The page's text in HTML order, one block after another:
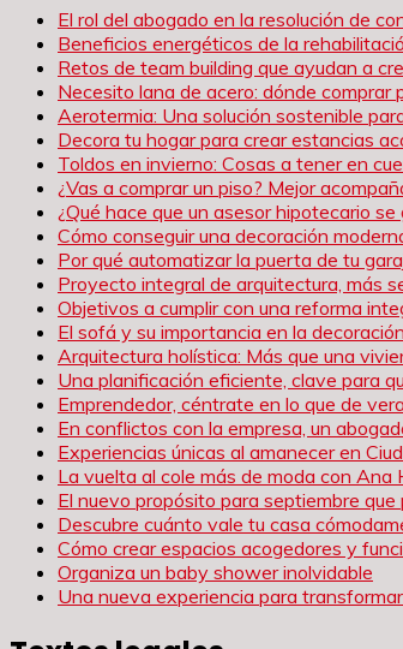
El rol del abogado en la resolución de
Beneficios energéticos de la
Retos de team building que ayudan a
Necesito lana de acero: dónde comprar
Aerotermia: Una solución sostenible
Decora tu hogar para crear estancias
Toldos en invierno: Cosas a tener en
¿Vas a comprar un piso? Mejor
¿Qué hace que un asesor hipotecario
Cómo conseguir una decoración
Por qué automatizar la puerta de tu
Proyecto integral de arquitectura, más
Objetivos a cumplir con una reforma
El sofá y su importancia en la
Arquitectura holística: Más que una
Una planificación eficiente, clave para
Emprendedor, céntrate en lo que de
En conflictos con la empresa, un
Experiencias únicas al amanecer en
La vuelta al cole más de moda con Ana
El nuevo propósito para septiembre
Descubre cuánto vale tu casa
Cómo crear espacios acogedores y
Organiza un baby shower inolvidable
Una nueva experiencia para